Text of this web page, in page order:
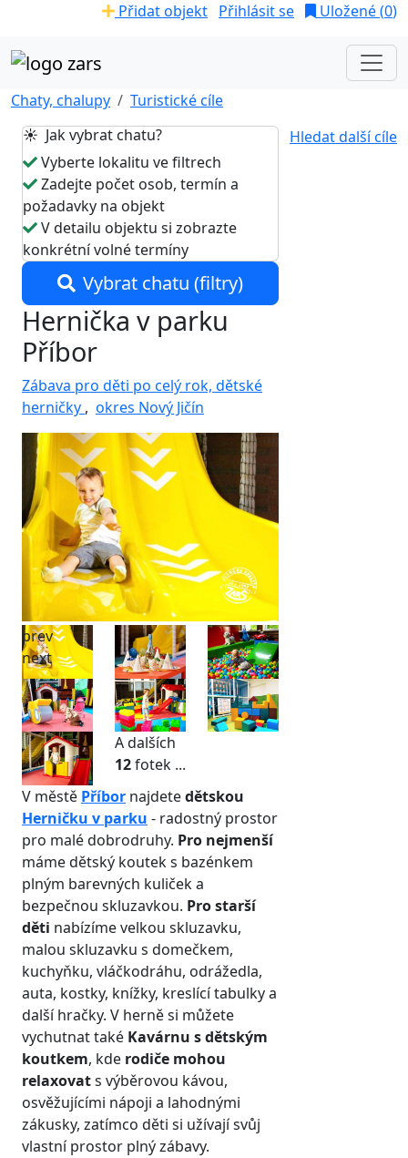
Přidat objekt Přihlásit se Uložené (0)
Chaty, chalupy
Turistické cíle
Hledat další cíle
☀️ Jak vybrat chatu?
Vyberte lokalitu ve filtrech
Zadejte počet osob, termín a
požadavky na objekt
V detailu objektu si zobrazte
konkrétní volné termíny
Vybrat chatu (filtry)
Hernička v parku
Příbor
Zábava pro děti po celý rok, dětské
herničky , okres Nový Jičín
prev
next
A dalších
12fotek ...
V městě Příbor najdetedětskou
Herničku v parku - radostný prostor
pro malé dobrodruhy. Pro nejmenší
máme dětský koutek s bazénkem
plným barevných kuliček a
bezpečnou skluzavkou. Pro starší
děti nabízíme velkou skluzavku,
malou skluzavku s domečkem,
kuchyňku, vláčkodráhu, odrážedla,
auta, kostky, knížky, kreslící tabulky a
další hračky. V herně si můžete
vychutnat také Kavárnu s dětským
koutkem, kde rodiče mohou
relaxovats výběrovou kávou,
osvěžujícími nápoji a lahodnými
zákusky, zatímco děti si užívají svůj
vlastní prostor plný zábavy.